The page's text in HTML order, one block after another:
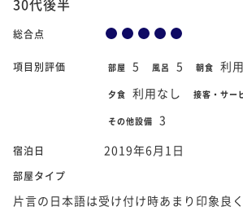
総合点
項目別評価 部屋 5 風呂 5 朝食 利
夕食 利用なし 接客・サー
その他設備 3
宿泊日 2019年6月1日
部屋タイプ
片言の日本語は受け付け時あまり印象良